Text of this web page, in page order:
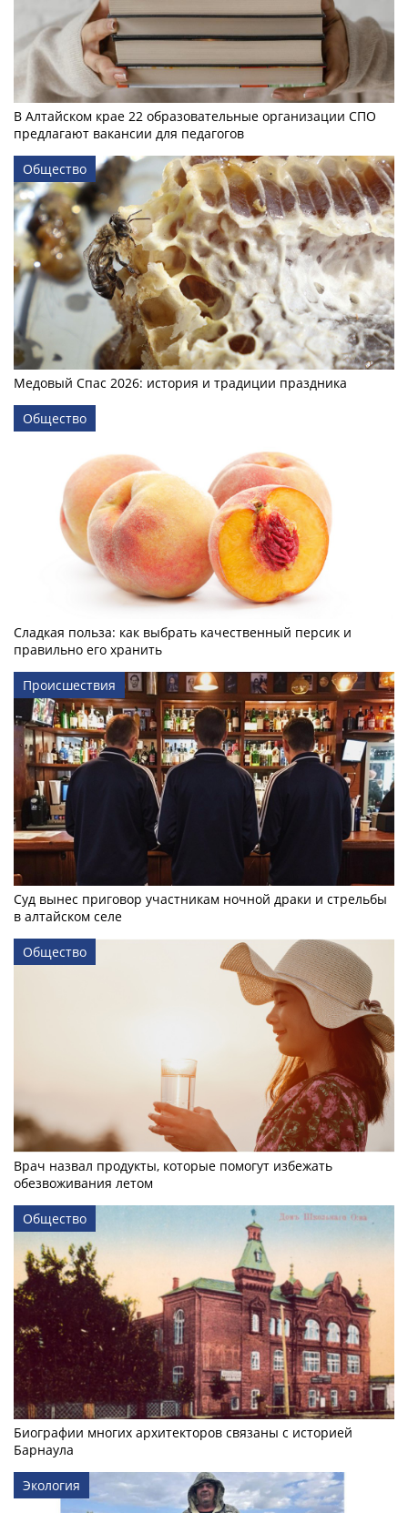
В Алтайском крае 22 образовательные организации СПО
предлагают вакансии для педагогов
Общество
Медовый Спас 2026: история и традиции праздника
Общество
Сладкая польза: как выбрать качественный персик и
правильно его хранить
Происшествия
Суд вынес приговор участникам ночной драки и стрельбы
в алтайском селе
Общество
Врач назвал продукты, которые помогут избежать
обезвоживания летом
Общество
Биографии многих архитекторов связаны с историей
Барнаула
Экология